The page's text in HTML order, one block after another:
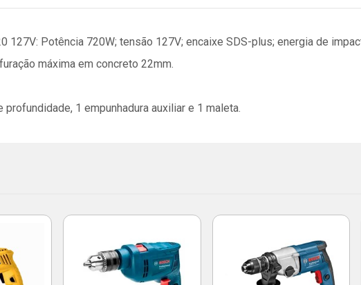
127V: Potência 720W; tensão 127V; encaixe SDS-plus; energia de
máxima em concreto 22mm.
1 empunhadura auxiliar e 1 maleta.